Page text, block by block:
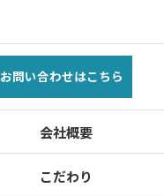
お問い合わせはこちら
会社概要
こだわり